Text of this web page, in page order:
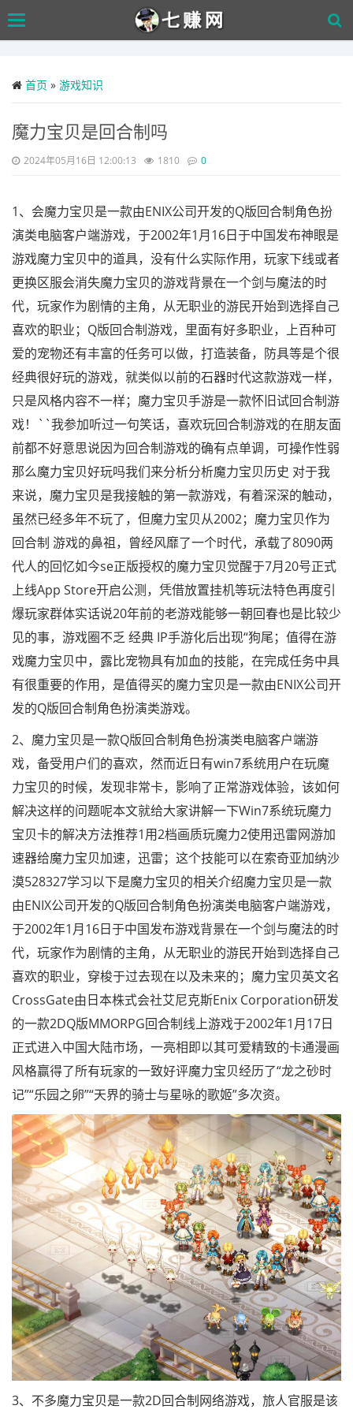
to
main
Toggle
首页 » 游戏知识
魔力宝贝是回合制吗
2024年05月16日 12:00:13 1810 0
1、会魔力宝贝是一款由ENIX公司开发的Q版回合制角色扮
演类电脑客户端游戏，于2002年1月16日于中国发布神眼是
游戏魔力宝贝中的道具，没有什么实际作用，玩家下线或者
更换区服会消失魔力宝贝的游戏背景在一个剑与魔法的时
代，玩家作为剧情的主角，从无职业的游民开始到选择自己
喜欢的职业；Q版回合制游戏，里面有好多职业，上百种可
爱的宠物还有丰富的任务可以做，打造装备，防具等是个很
经典很好玩的游戏，就类似以前的石器时代这款游戏一样，
只是风格内容不一样；魔力宝贝手游是一款怀旧试回合制游
戏！``我参加听过一句笑话，喜欢玩回合制游戏的在朋友面
前都不好意思说因为回合制游戏的确有点单调，可操作性弱
那么魔力宝贝好玩吗我们来分析分析魔力宝贝历史 对于我
来说，魔力宝贝是我接触的第一款游戏，有着深深的触动，
虽然已经多年不玩了，但魔力宝贝从2002；魔力宝贝作为
回合制 游戏的鼻祖，曾经风靡了一个时代，承载了8090两
代人的回忆如今se正版授权的魔力宝贝觉醒于7月20号正式
上线App Store开启公测，凭借放置挂机等玩法特色再度引
爆玩家群体实话说20年前的老游戏能够一朝回春也是比较少
见的事，游戏圈不乏 经典 IP手游化后出现“狗尾；值得在游
戏魔力宝贝中，露比宠物具有加血的技能，在完成任务中具
有很重要的作用，是值得买的魔力宝贝是一款由ENIX公司开
发的Q版回合制角色扮演类游戏。
2、魔力宝贝是一款Q版回合制角色扮演类电脑客户端游
戏，备受用户们的喜欢，然而近日有win7系统用户在玩魔
力宝贝的时候，发现非常卡，影响了正常游戏体验，该如何
解决这样的问题呢本文就给大家讲解一下Win7系统玩魔力
宝贝卡的解决方法推荐1用2档画质玩魔力2使用迅雷网游加
速器给魔力宝贝加速，迅雷；这个技能可以在索奇亚加纳沙
漠528327学习以下是魔力宝贝的相关介绍魔力宝贝是一款
由ENIX公司开发的Q版回合制角色扮演类电脑客户端游戏，
于2002年1月16日于中国发布游戏背景在一个剑与魔法的时
代，玩家作为剧情的主角，从无职业的游民开始到选择自己
喜欢的职业，穿梭于过去现在以及未来的；魔力宝贝英文名
CrossGate由日本株式会社艾尼克斯Enix Corporation研发
的一款2DQ版MMORPG回合制线上游戏于2002年1月17日
正式进入中国大陆市场，一亮相即以其可爱精致的卡通漫画
风格赢得了所有玩家的一致好评魔力宝贝经历了“龙之砂时
记”“乐园之卵”“天界的骑士与星咏的歌姬”多次资。
3、不多魔力宝贝是一款2D回合制网络游戏，旅人官服是该